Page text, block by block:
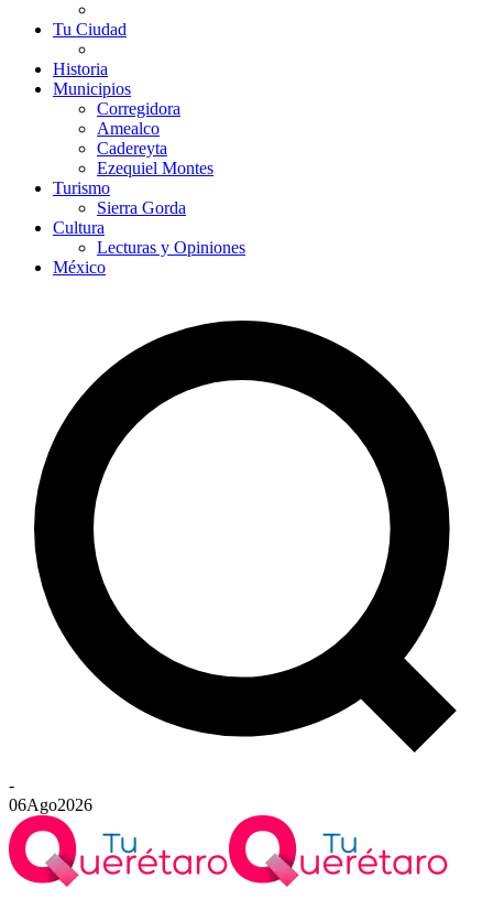
Tu Ciudad
Historia
Municipios
Corregidora
Amealco
Cadereyta
Ezequiel Montes
Turismo
Sierra Gorda
Cultura
Lecturas y Opiniones
México
-
06Ago2026